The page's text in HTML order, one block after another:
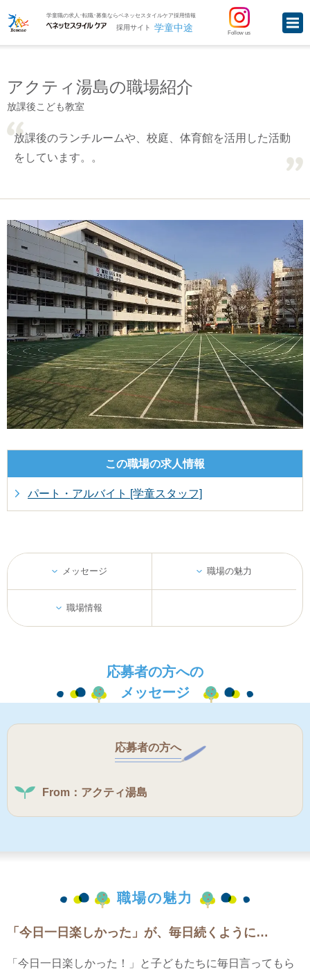
学童職の求人･転職･募集ならベネッセスタイルケア採用情報
採用サイト 学童中途 Follow us
アクティ湯島の職場紹介
放課後こども教室
放課後のランチルームや、校庭、体育館を活用した活動
をしています。。
この職場の求人情報
パート・アルバイト [学童スタッフ]
メッセージ 職場の魅力
職場情報
応募者の方への
メッセージ
応募者の方へ
From：アクティ湯島
職場の魅力
「今日一日楽しかった」が、毎日続くように…
「今日一日楽しかった！」と子どもたちに毎日言ってもら